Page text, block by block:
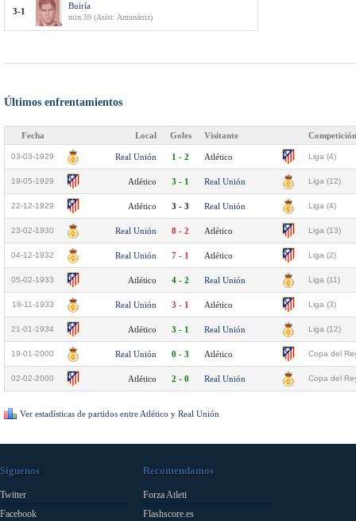
3-1
Buiría
min.59 (Asist: Amunárriz)
Últimos enfrentamientos
Fecha Local Goles Visitante Competición
03-03-1929 Real Unión 1 - 2 Atlético Liga (4)
19-05-1929 Atlético 3 - 1 Real Unión Liga (12)
22-12-1929 Atlético 3 - 3 Real Unión Liga (4)
23-02-1930 Real Unión 8 - 2 Atlético Liga (13)
04-12-1932 Real Unión 7 - 1 Atlético Liga (2)
05-02-1933 Atlético 4 - 2 Real Unión Liga (11)
18-11-1933 Real Unión 3 - 1 Atlético Liga (3)
21-01-1934 Atlético 3 - 1 Real Unión Liga (12)
19-01-2000 Real Unión 0 - 3 Atlético Copa del
02-02-2000 Atlético 2 - 0 Real Unión Copa del
Ver estadísticas de partidos entre Atlético y Real Unión
Síguenos
Twitter
Facebook
Recomendamos
Forza Atleti
Flashscore.es